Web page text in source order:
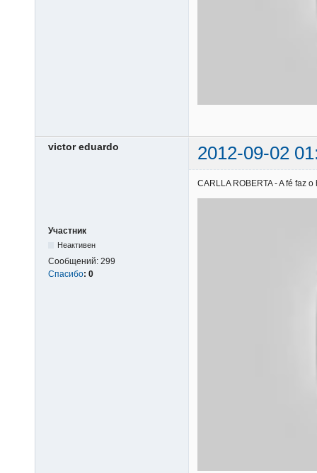
victor eduardo 2012-09-02
Участник
Неактивен
Сообщений: 299
Спасибо: 0
CARLLA ROBERTA - A fé faz